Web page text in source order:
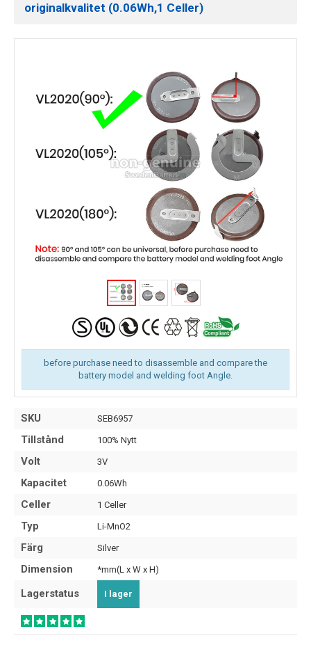
originalkvalitet (0.06Wh,1 Celler)
before purchase need to disassemble and compare the
battery model and welding foot Angle.
SKU SEB6957
Tillstånd 100% Nytt
Volt 3V
Kapacitet 0.06Wh
Celler 1 Celler
Typ Li-MnO2
Färg Silver
Dimension *mm(L x W x H)
Lagerstatus I lager